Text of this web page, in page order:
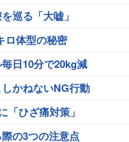
巡る「大嘘」
ロ体型の秘密
日10分で20kg減
かねないNG行動
「ひざ痛対策」
の3つの注意点